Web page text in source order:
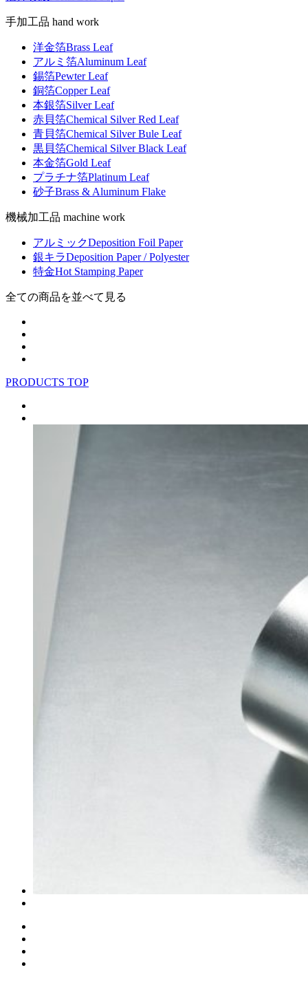
手加工品 hand work
洋金箔Brass Leaf
アルミ箔Aluminum Leaf
錫箔Pewter Leaf
銅箔Copper Leaf
本銀箔Silver Leaf
赤貝箔Chemical Silver Red Leaf
青貝箔Chemical Silver Bule Leaf
黒貝箔Chemical Silver Black Leaf
本金箔Gold Leaf
プラチナ箔Platinum Leaf
砂子Brass & Aluminum Flake
機械加工品 machine work
アルミックDeposition Foil Paper
銀キラDeposition Paper / Polyester
特金Hot Stamping Paper
全ての商品を並べて見る
PRODUCTS TOP